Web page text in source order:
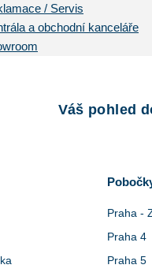
/ Servis
a obchodní kanceláře
Váš pohled
Praha -
Praha 4
Praha 5